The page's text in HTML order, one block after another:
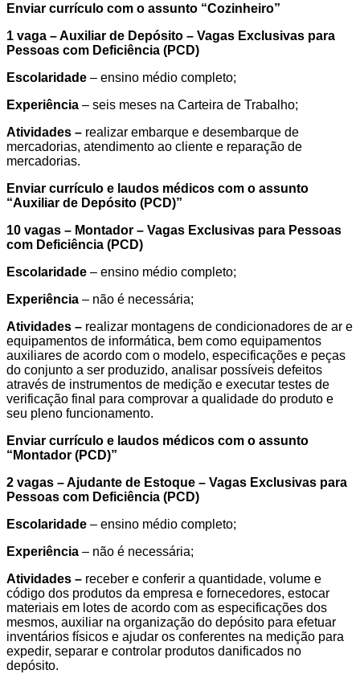
Enviar currículo com o assunto “Cozinheiro”
1 vaga – Auxiliar de Depósito – Vagas Exclusivas para
Pessoas com Deficiência (PCD)
Escolaridade – ensino médio completo;
Experiência – seis meses na Carteira de Trabalho;
Atividades – realizar embarque e desembarque de
mercadorias, atendimento ao cliente e reparação de
mercadorias.
Enviar currículo e laudos médicos com o assunto
“Auxiliar de Depósito (PCD)”
10 vagas – Montador – Vagas Exclusivas para Pessoas
com Deficiência (PCD)
Escolaridade – ensino médio completo;
Experiência – não é necessária;
Atividades – realizar montagens de condicionadores de ar e
equipamentos de informática, bem como equipamentos
auxiliares de acordo com o modelo, especificações e peças
do conjunto a ser produzido, analisar possíveis defeitos
através de instrumentos de medição e executar testes de
verificação final para comprovar a qualidade do produto e
seu pleno funcionamento.
Enviar currículo e laudos médicos com o assunto
“ Montador (PCD)”
2 vagas – Ajudante de Estoque – Vagas Exclusivas para
Pessoas com Deficiência (PCD)
Escolaridade – ensino médio completo;
Experiência – não é necessária;
Atividades – receber e conferir a quantidade, volume e
código dos produtos da empresa e fornecedores, estocar
materiais em lotes de acordo com as especificações dos
mesmos, auxiliar na organização do depósito para efetuar
inventários físicos e ajudar os conferentes na medição para
expedir, separar e controlar produtos danificados no
depósito.